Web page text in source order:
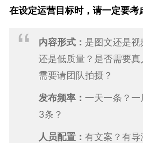
在设定运营目标时，请一定要考
内容形式： 是图文还是
还是低质量？是否需要
需要请团队拍摄？
发布频率： 一天一条？
3条？
人员配置： 有文案？有导